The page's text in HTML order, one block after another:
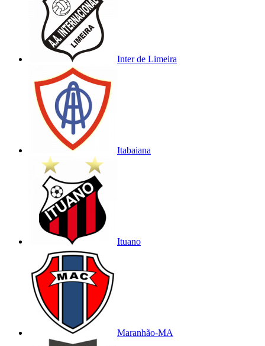
Inter de Limeira
Itabaiana
Ituano
Maranhão-MA